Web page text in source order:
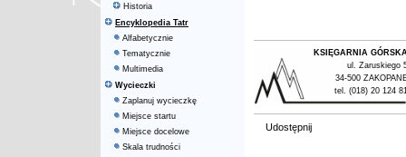
Historia
Encyklopedia Tatr
Alfabetycznie
Tematycznie
Multimedia
Wycieczki
Zaplanuj wycieczkę
Miejsce startu
Miejsce docelowe
Skala trudności
KSIĘGARNIA
ul. Zaruskiego
34-500
tel. (018) 20 124
Udostępnij